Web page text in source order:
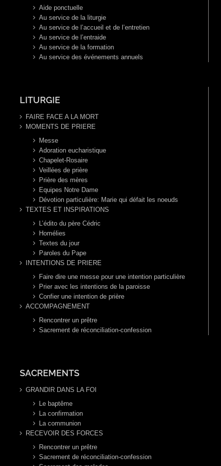
Aide ponctuelle
Au service de la liturgie
Au service de l’accueil et de l’entretien
Au service de l’entraide
Au service de la formation
Au service des événements annuels
LITURGIE
FAIRE FACE A LA MORT
MOMENTS DE PRIERE
Messe
Adoration eucharistique
Chapelet-Rosaire
Veillées de prière
Prière des mères
Equipes Notre Dame
Dévotion particulière: Marie qui défait les noeuds
TEXTES ET INSPIRATIONS
L’édito du père Cédric
Homélies
Textes du jour
Paroles du Pape
INTENTIONS DE PRIERE
Faire dire une messe pour une intention particulière
Prier avec les intentions de la paroisse
Confier une intention de prière
ACCOMPAGNEMENT
Rencontrer un prêtre
Sacrement de réconciliation-confession
SACREMENTS
GRANDIR DANS LA FOI
Le baptême
La confirmation
La communion
RECEVOIR DES FORCES
Rencontrer un prêtre
Sacrement de réconciliation-confession